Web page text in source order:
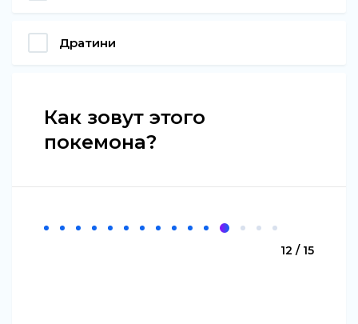
Дратини
Как зовут этого
покемона?
12 / 15